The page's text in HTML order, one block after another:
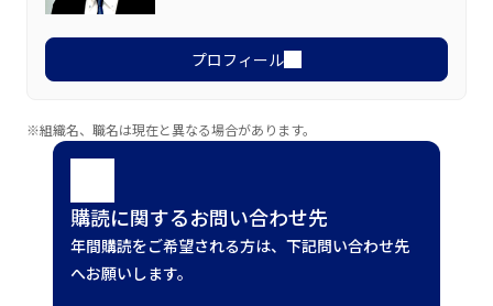
プロフィール
※組織名、職名は現在と異なる場合があります。
購読に関するお問い合わせ先
年間購読をご希望される方は、下記問い合わせ先
へお願いします。